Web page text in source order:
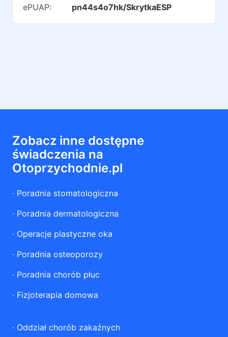
ePUAP: pn44s4o7hk/SkrytkaESP
Zobacz inne dostępne
świadczenia na
Otoprzychodnie.pl
· Poradnia stomatologiczna
· Poradnia dermatologiczna
· Operacje plastyczne oka
· Poradnia osteoporozy
· Poradnia chorób płuc
· Fizjoterapia domowa
· Oddział chorób zakaźnych